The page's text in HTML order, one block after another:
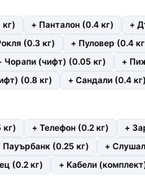
кг) + Панталон (0.4 кг)
+
(0.3 кг) + Пуловер (0.4
Чорапи (чифт) (0.05 кг)
+
(0.8 кг) + Сандали (0.4 кг)
кг) + Телефон (0.2 кг)
+
Пауърбанк (0.25 кг)
+
(0.2 кг)
+ Кабели